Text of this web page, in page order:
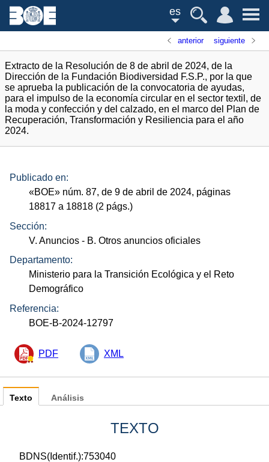
es
anterior siguiente
Extracto de la Resolución de 8 de abril de 2024, de la
Dirección de la Fundación Biodiversidad F.S.P., por la que
se aprueba la publicación de la convocatoria de ayudas,
para el impulso de la economía circular en el sector textil, de
la moda y confección y del calzado, en el marco del Plan de
Recuperación, Transformación y Resiliencia para el año
2024.
Publicado en:
«BOE» núm. 87, de 9 de abril de 2024, páginas
18817 a 18818 (2 págs.)
Sección:
V. Anuncios - B. Otros anuncios oficiales
Departamento:
Ministerio para la Transición Ecológica y el Reto
Demográfico
Referencia:
BOE-B-2024-12797
PDF XML
Texto
TEXTO
BDNS(Identif.):753040
Análisis